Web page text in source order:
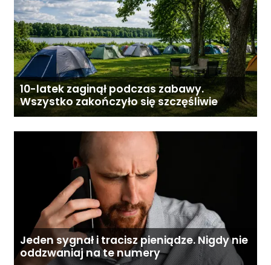
10-latek zaginął podczas zabawy.
Wszystko zakończyło się szczęśliwie
Jeden sygnał i tracisz pieniądze. Nigdy nie
oddzwaniaj na te numery